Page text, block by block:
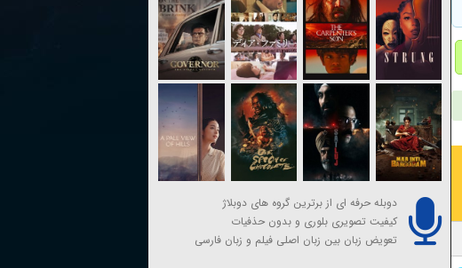
دوبله حرفه ای از برترین گروه های دوبلاژ
کیفیت تصویری بلوری و بدون حذفیات
تعویض زبان بین زبان اصلی فیلم و زبان فارسی